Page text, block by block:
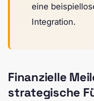
eine
Integration.
Finanzielle
strategische